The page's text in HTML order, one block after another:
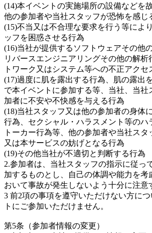
(14)本イベントの実施場所の設備などを
他の参加者や当社スタッフが恐怖を感じ
(15)不当又は不合理な要求を行う等によ
ッフを困惑させる行為
(16)当社が提供するソフトウェアその他
リバースエンジニアリングその他の解析
トワーク又はシステム等への不正アクセ
(17)過度に肌を露出する行為、肌の露出
で本イベントに参加する等、当社、当社
加者に不安や不快感を与える行為
(18)当社スタッフ又は他の参加者の身体
行為、セクシャル・ハラスメント等のハ
トーカー行為等、他の参加者や当社ス
又は本サービスの妨げとなる行為
(19)その他当社が不適切と判断する行為
2.参加者は、当社スタッフの指示に従っ
加するものとし、自己の体調や能力を考
おいて事故が発生しないよう十分に注意
3 前2項の事項を遵守いただけない方に
トにご参加いただけません。
第5条（参加者情報の変更）